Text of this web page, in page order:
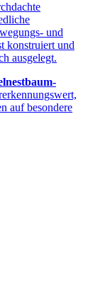
und
konstruiert und
ausgelegt.
auf besondere